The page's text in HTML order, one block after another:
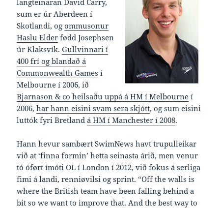
sum er úr Aberdeen í
Skotlandi, ogommusonur
Haslu Elder fødd Josephsen
úr Klaksvík.Gullvinnari í
400 frí og blandað á
Commonwealth Games í
Melbourne í 2006, ið
Bjarnason & co heilsaðu uppá á HM í Melbourne í
2006,har hann eisini svam sera skjótt, og sum eisini
luttók fyri Bretlandá HM í Manchester í 2008.
Hann hevur sambært SwimNews havt trupulleikar
við at ‘finna formin’ hetta seinasta árið, men venur
tó óført ímóti OL í London í 2012, við fokus á serliga
fimi á landi, renniøvilsi og sprint. “Off the walls is
where the British team have been falling behind a
bit so we want to improve that. And the best way to